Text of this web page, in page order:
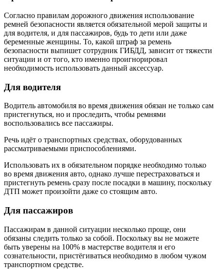
Согласно правилам дорожного движения использование
ремней безопасности является обязательной мерой защиты и
для водителя, и для пассажиров, будь то дети или даже
беременные женщины. То, какой штраф за ремень
безопасности выпишет сотрудник ГИБДД, зависит от тяжести
ситуации и от того, кто именно проигнорировал
необходимость использовать данный аксессуар.
Для водителя
Водитель автомобиля во время движения обязан не только сам
пристегнуться, но и проследить, чтобы ремнями
воспользовались все пассажиры.
Речь идёт о транспортных средствах, оборудованных
рассматриваемыми приспособлениями.
Использовать их в обязательном порядке необходимо только
во время движения авто, однако лучше перестраховаться и
пристегнуть ремень сразу после посадки в машину, поскольку
ДТП может произойти даже со стоящим авто.
Для пассажиров
Пассажирам в данной ситуации несколько проще, они
обязаны следить только за собой. Поскольку вы не можете
быть уверены на 100% в мастерстве водителя и его
сознательности, пристёгиваться необходимо в любом чужом
транспортном средстве.